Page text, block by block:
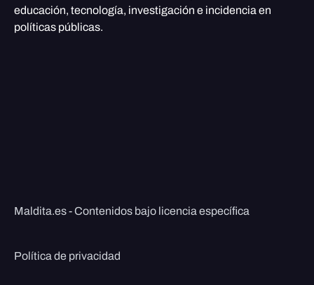
educación, tecnología, investigación e incidencia en
políticas públicas.
Maldita.es - Contenidos bajo licencia específica
Política de privacidad